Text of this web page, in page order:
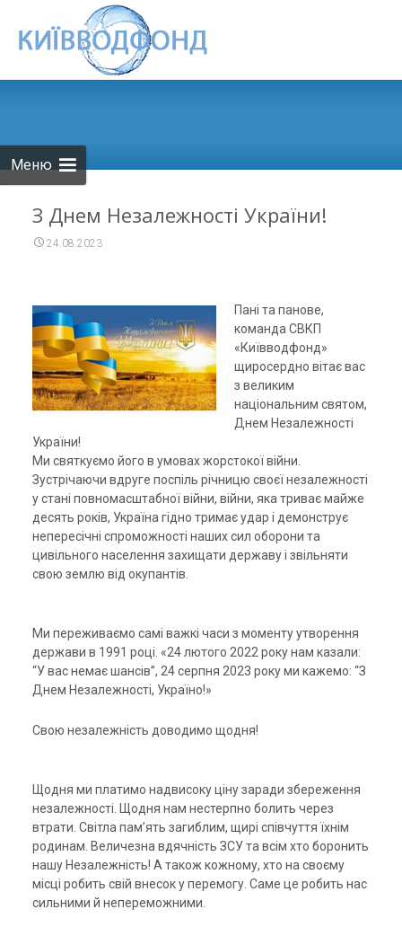
Меню
...
З Днем Незалежності України!
24.08.2023
Пані та панове,
команда СВКП
«Київводфонд»
щиросердно вітає вас
з великим
національним святом,
Днем Незалежності
України!
Ми святкуємо його в умовах жорстокої війни.
Зустрічаючи вдруге поспіль річницю своєї незалежності
у стані повномасштабної війни, війни, яка триває майже
десять років, Україна гідно тримає удар і демонструє
непересічні спроможності наших сил оборони та
цивільного населення захищати державу і звільняти
свою землю від окупантів.
Ми переживаємо самі важкі часи з моменту утворення
держави в 1991 році. «24 лютого 2022 року нам казали:
“У вас немає шансів”, 24 серпня 2023 року ми кажемо: “З
Днем Незалежності, Україно!»
Свою незалежність доводимо щодня!
Щодня ми платимо надвисоку ціну заради збереження
незалежності. Щодня нам нестерпно болить через
втрати. Світла пам’ять загиблим, щирі співчуття їхнім
родинам. Величезна вдячність ЗСУ та всім хто боронить
нашу Незалежність! А також кожному, хто на своєму
місці робить свій внесок у перемогу. Саме це робить нас
сильними й непереможними.